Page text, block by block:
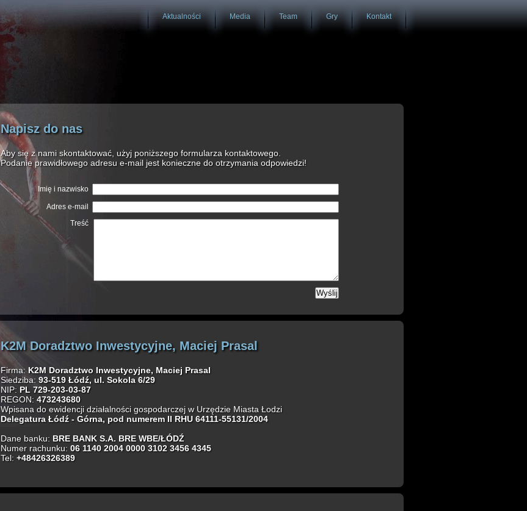
Kontakt
Gry
Team
Media
Aktualności
Napisz do nas
Aby się z nami skontaktować, użyj poniższego formularza kontaktowego.
Podanie prawidłowego adresu e-mail jest konieczne do otrzymania odpowiedzi!
Imię i nazwisko
Adres e-mail
Treść
Wyślij
K2M Doradztwo Inwestycyjne, Maciej Prasal
Firma: K2M Doradztwo Inwestycyjne, Maciej Prasal
Siedziba: 93-519 Łódź, ul. Sokola 6/29
NIP: PL 729-203-03-87
REGON: 473243680
Wpisana do ewidencji działalności gospodarczej w Urzędzie Miasta Łodzi
Delegatura Łódź - Górna, pod numerem II RHU 64111-55131/2004
Dane banku: BRE BANK S.A. BRE WBE/ŁÓDŹ
Numer rachunku: 06 1140 2004 0000 3102 3456 4345
Tel: +48426326389